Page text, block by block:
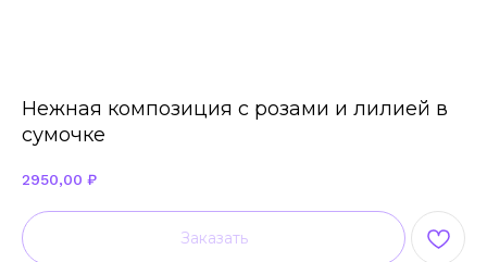
Нежная композиция с розами и лилией в
сумочке
2950,00 ₽
Заказать